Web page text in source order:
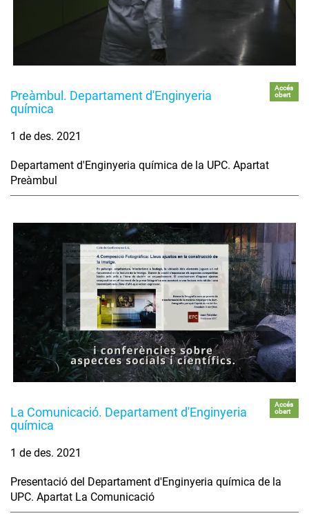
Preàmbul. Departament d'Enginyeria
química
Accés
obert
1 de des. 2021
Departament d'Enginyeria química de la UPC. Apartat
Preàmbul
La Comunicació. Departament d'Enginyeria
química
Accés
obert
1 de des. 2021
Presentació del Departament d'Enginyeria química de la
UPC. Apartat La Comunicació